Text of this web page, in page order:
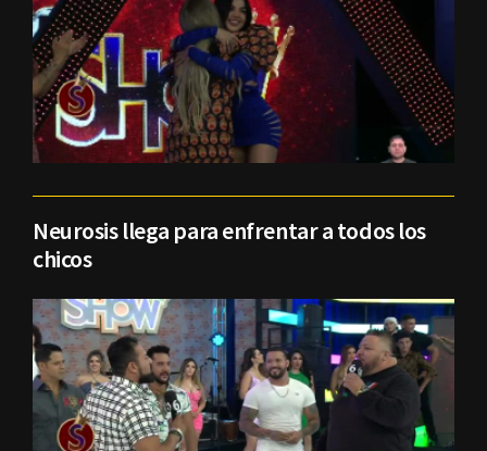
Neurosis llega para enfrentar a todos los
chicos